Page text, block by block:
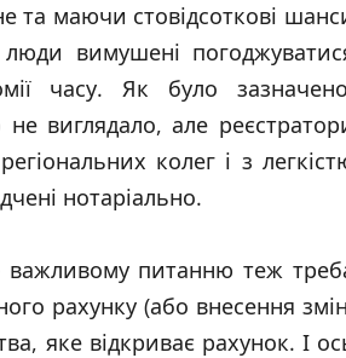
та маючи стовідсоткові
вимушені
часу. Як було
виглядало, але
колег і з
нотаріально.
питанню теж
рахунку (або внесення
яке відкриває рахунок. І